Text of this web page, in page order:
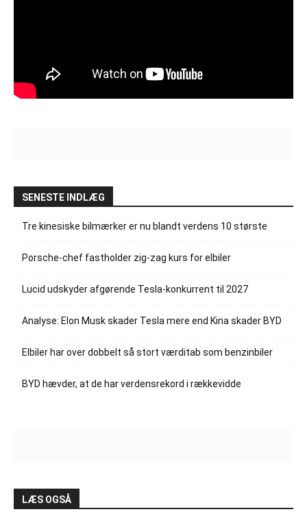
SENESTE INDLÆG
Tre kinesiske bilmærker er nu blandt verdens 10 største
Porsche-chef fastholder zig-zag kurs for elbiler
Lucid udskyder afgørende Tesla-konkurrent til 2027
Analyse: Elon Musk skader Tesla mere end Kina skader BYD
Elbiler har over dobbelt så stort værditab som benzinbiler
BYD hævder, at de har verdensrekord i rækkevidde
LÆS OGSÅ